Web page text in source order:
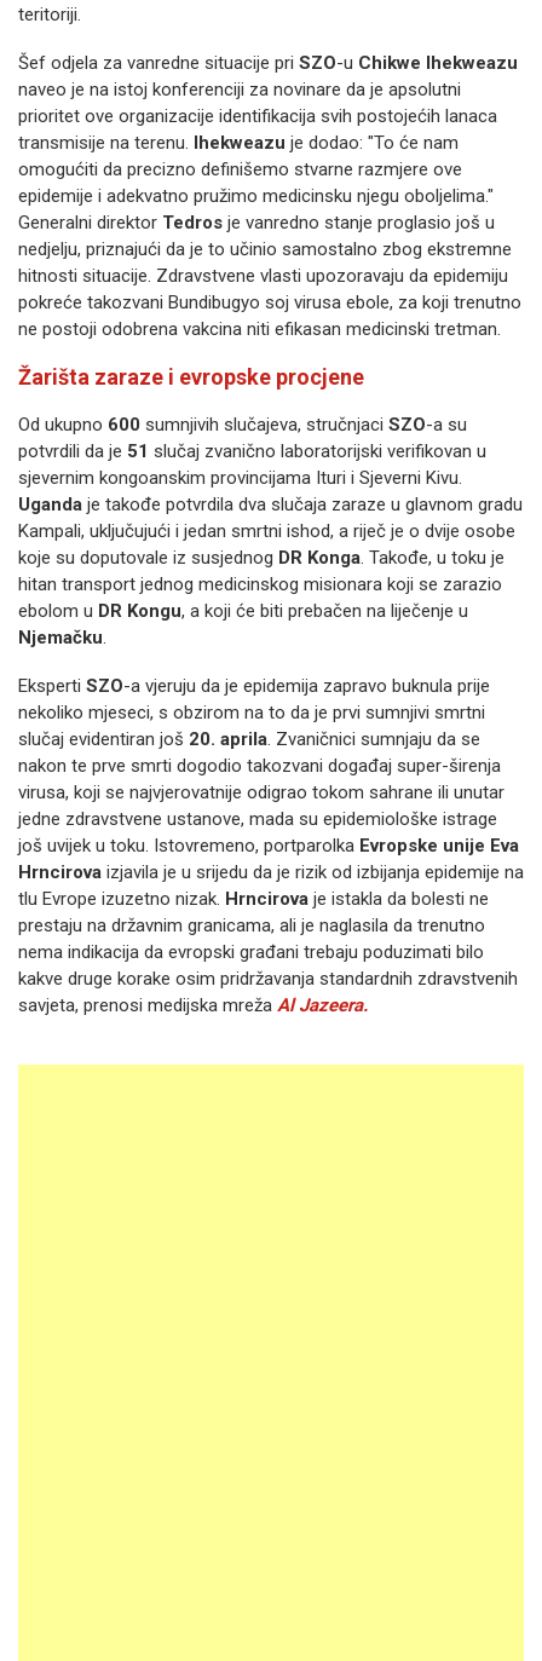
teritoriji.
Šef odjela za vanredne situacije pri SZO-u Chikwe Ihekweazu
naveo je na istoj konferenciji za novinare da je apsolutni
prioritet ove organizacije identifikacija svih postojećih lanaca
transmisije na terenu. Ihekweazu je dodao: "To će nam
omogućiti da precizno definišemo stvarne razmjere ove
epidemije i adekvatno pružimo medicinsku njegu oboljelima."
Generalni direktor Tedros je vanredno stanje proglasio još u
nedjelju, priznajući da je to učinio samostalno zbog ekstremne
hitnosti situacije. Zdravstvene vlasti upozoravaju da epidemiju
pokreće takozvani Bundibugyo soj virusa ebole, za koji trenutno
ne postoji odobrena vakcina niti efikasan medicinski tretman.
Žarišta zaraze i evropske procjene
Od ukupno 600 sumnjivih slučajeva, stručnjaci SZO-a su
potvrdili da je 51 slučaj zvanično laboratorijski verifikovan u
sjevernim kongoanskim provincijama Ituri i Sjeverni Kivu.
Uganda je takođe potvrdila dva slučaja zaraze u glavnom gradu
Kampali, uključujući i jedan smrtni ishod, a riječ je o dvije osobe
koje su doputovale iz susjednog DR Konga. Takođe, u toku je
hitan transport jednog medicinskog misionara koji se zarazio
ebolom u DR Kongu, a koji će biti prebačen na liječenje u
Njemačku.
Eksperti SZO-a vjeruju da je epidemija zapravo buknula prije
nekoliko mjeseci, s obzirom na to da je prvi sumnjivi smrtni
slučaj evidentiran još 20. aprila. Zvaničnici sumnjaju da se
nakon te prve smrti dogodio takozvani događaj super-širenja
virusa, koji se najvjerovatnije odigrao tokom sahrane ili unutar
jedne zdravstvene ustanove, mada su epidemiološke istrage
još uvijek u toku. Istovremeno, portparolka Evropske unije Eva
Hrncirova izjavila je u srijedu da je rizik od izbijanja epidemije na
tlu Evrope izuzetno nizak. Hrncirova je istakla da bolesti ne
prestaju na državnim granicama, ali je naglasila da trenutno
nema indikacija da evropski građani trebaju poduzimati bilo
kakve druge korake osim pridržavanja standardnih zdravstvenih
savjeta, prenosi medijska mreža Al Jazeera.